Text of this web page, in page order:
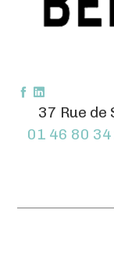
37 Rue
01 46 80 34